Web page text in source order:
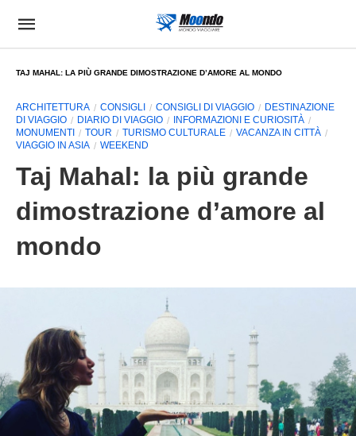
TAJ MAHAL: LA PIÙ GRANDE DIMOSTRAZIONE D’AMORE AL MONDO
ARCHITETTURA CONSIGLI CONSIGLI DI VIAGGIO
DESTINAZIONE
DI VIAGGIO
DIARIO DI VIAGGIO
INFORMAZIONI E CURIOSITÀ
MONUMENTI
TOUR TURISMO CULTURALE
VACANZA IN CITTÀ
VIAGGIO IN ASIA
WEEKEND
Taj Mahal: la più grande
dimostrazione d’amore al
mondo